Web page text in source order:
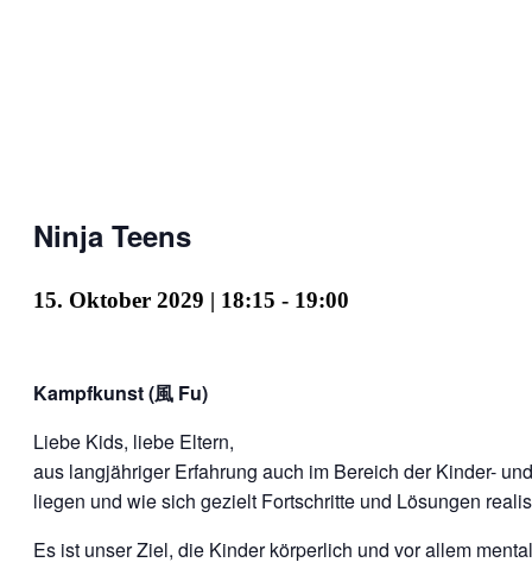
Ninja Teens
15. Oktober 2029 | 18:15 - 19:00
Kampfkunst (風 Fu)
Liebe Kids, liebe Eltern,
aus langjähriger Erfahrung auch im Bereich der Kinder-
liegen und wie sich gezielt Fortschritte und Lösungen
Es ist unser Ziel, die Kinder körperlich und vor allem